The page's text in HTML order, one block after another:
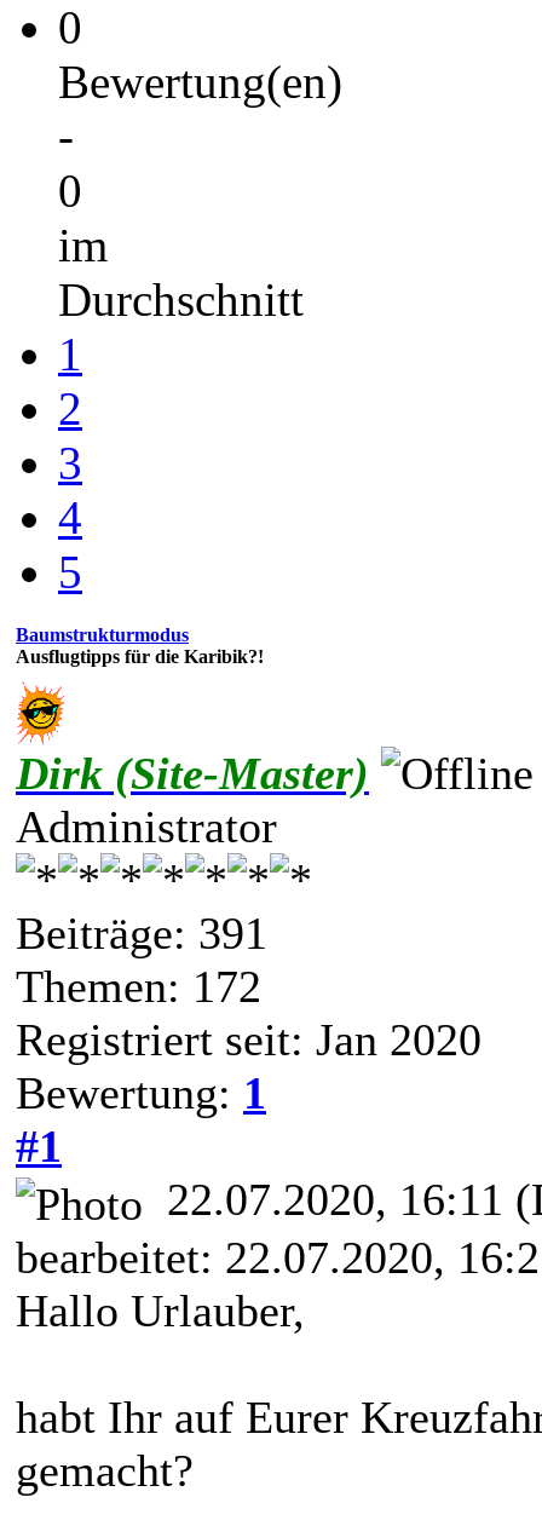
0
Bewertung(en)
-
0
im
Durchschnitt
1
2
3
4
5
Baumstrukturmodus
Ausflugtipps für die Karibik?!
Dirk (Site-Master)
Administrator
Beiträge: 391
Themen: 172
Registriert seit: Jan 2020
Bewertung: 1
#1
22.07.2020, 16:11
bearbeitet: 22.07.2020,
Hallo Urlauber,
habt Ihr auf Eurer
gemacht?